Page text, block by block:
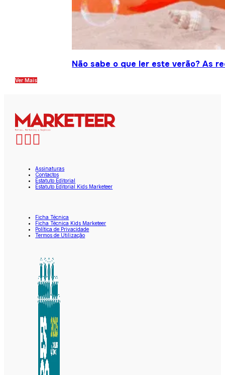
Não sabe o que ler este verão? As
Ver Mais
Assinaturas
Contactos
Estatuto Editorial
Estatuto Editorial Kids Marketeer
Ficha Técnica
Ficha Técnica Kids Marketeer
Política de Privacidade
Termos de Utilização